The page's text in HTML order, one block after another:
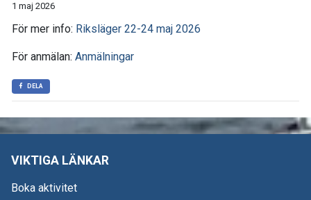
1 maj 2026
För mer info: Riksläger 22-24 maj 2026
För anmälan: Anmälningar
DELA
VIKTIGA LÄNKAR
Boka aktivitet